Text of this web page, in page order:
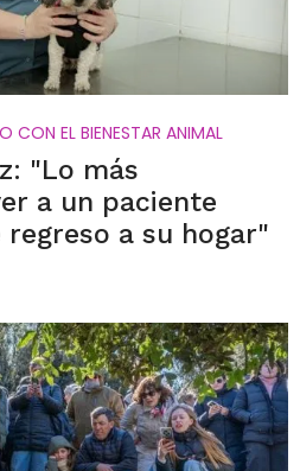
EL BIENESTAR ANIMAL
"Lo más
a un paciente
a su hogar"